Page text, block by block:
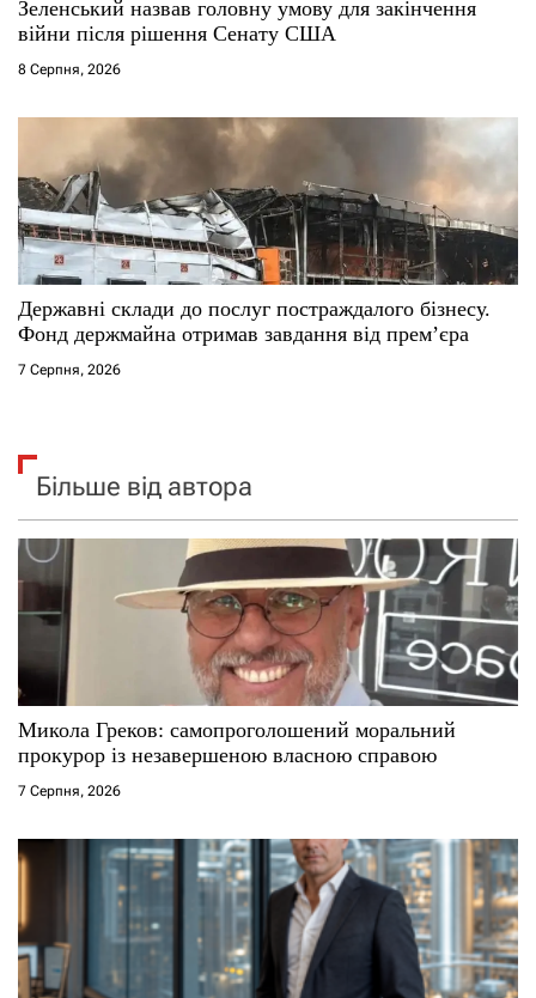
Зеленський назвав головну умову для закінчення
війни після рішення Сенату США
8 Серпня, 2026
Державні склади до послуг постраждалого бізнесу.
Фонд держмайна отримав завдання від прем’єра
7 Серпня, 2026
Більше від автора
Микола Греков: самопроголошений моральний
прокурор із незавершеною власною справою
7 Серпня, 2026